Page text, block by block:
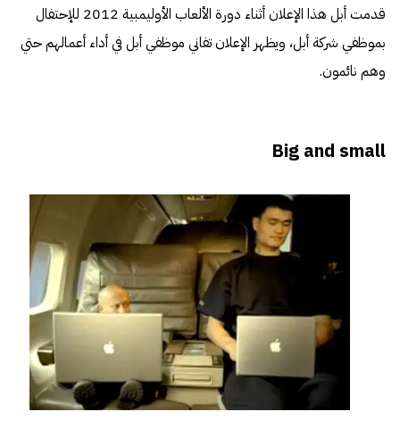
قدمت أبل هذا الإعلان أثناء دورة الألعاب الأوليمبية 2012 للإحتفال
بموظفي شركة أبل، ويظهر الإعلان تفاني موظفي أبل في أداء أعمالهم حتي
وهم نائمون.
Big and small